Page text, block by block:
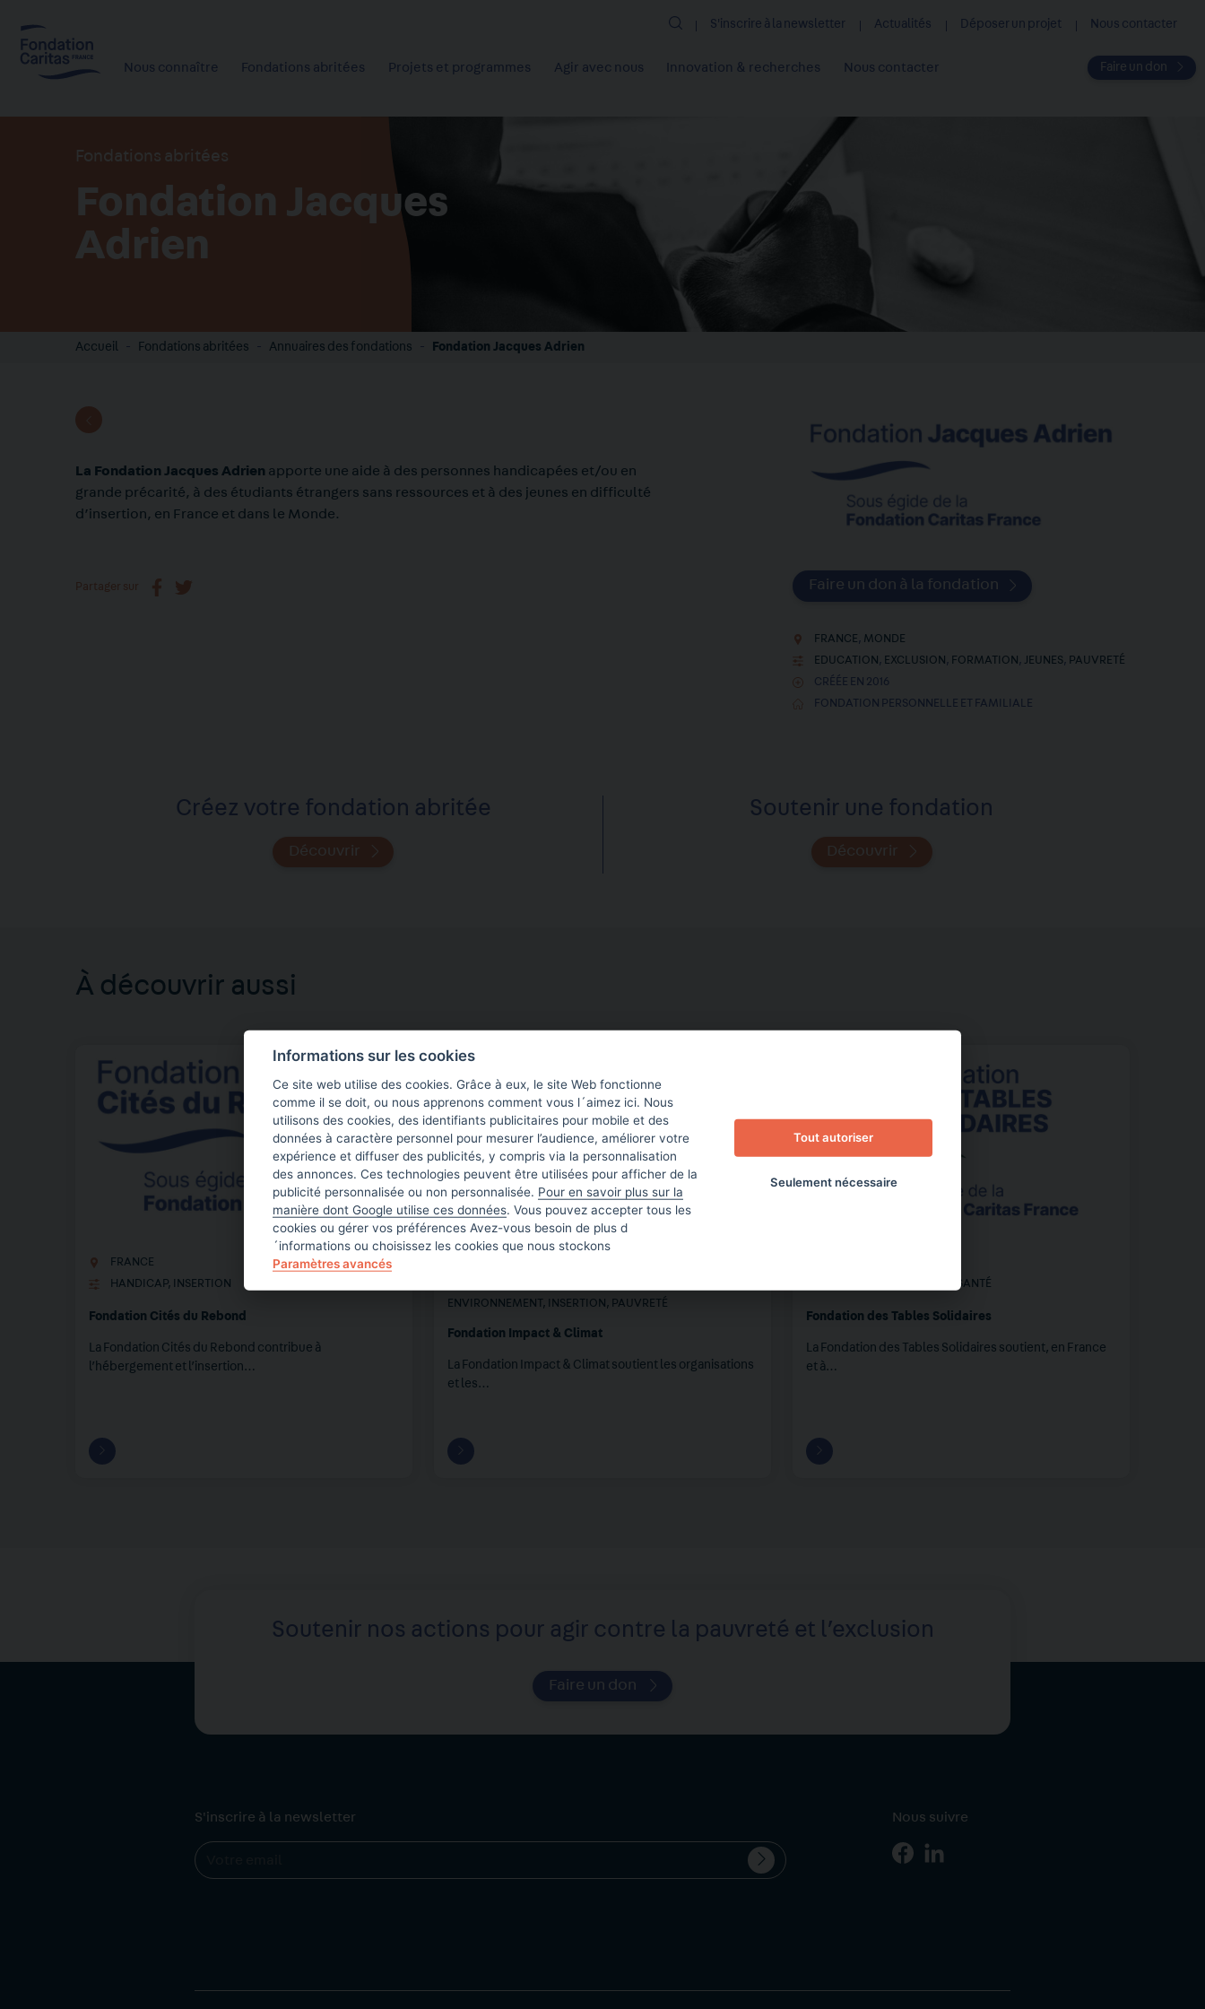
contenu
principal
Nous connaître Fondations abritées Projets et programmes Agir avec nous Innovation & recherches Nous contacter
RechercherS'inscrire à la newsletter Actualités Déposer un projet Nous contacter
Faire un don
Fondations abritées
Fondation Jacques
Adrien
Accueil Fondations abritées Annuaires des fondations Fondation Jacques Adrien
La Fondation Jacques Adrien apporte une aide à des personnes handicapées et/ou en
grande précarité, à des étudiants étrangers sans ressources et à des jeunes en difficulté
d’insertion, en France et dans le Monde.
Partager sur Faire un don à la fondation
FRANCE , MONDE
EDUCATION , EXCLUSION , FORMATION , JEUNES, PAUVRETÉ
CRÉÉE EN 2016
FONDATION PERSONNELLE ET FAMILIALE
Créez votre fondation abritée
Découvrir
Soutenir une fondation
Découvrir
À découvrir aussi
FRANCE
HANDICAP, INSERTION
Fondation Cités du Rebond
La Fondation Cités du Rebond contribue à
l’hébergement et l’insertion…
ENVIRONNEMENT , INSERTION , PAUVRETÉ
Fondation Impact & Climat
La Fondation Impact & Climat soutient les organisations
et les…
SANTÉ
Fondation des Tables Solidaires
La Fondation des Tables Solidaires soutient, en France
et à…
Soutenir nos actions pour agir contre la pauvreté et l’exclusion
Faire un don
S'inscrire à la newsletter
Valider
l'inscription
Nous suivre
Page Page
Informations sur les cookies
Ce site web utilise des cookies. Grâce à eux, le site Web fonctionne
comme il se doit, ou nous apprenons comment vous l´aimez ici. Nous
utilisons des cookies, des identifiants publicitaires pour mobile et des
données à caractère personnel pour mesurer l’audience, améliorer votre
expérience et diffuser des publicités, y compris via la personnalisation
des annonces. Ces technologies peuvent être utilisées pour afficher de la
publicité personnalisée ou non personnalisée. Pour en savoir plus sur la
manière dont Google utilise ces données. Vous pouvez accepter tous les
cookies ou gérer vos préférences Avez-vous besoin de plus d
´informations ou choisissez les cookies que nous stockons
Paramètres avancés
Tout autoriser
Seulement nécessaire